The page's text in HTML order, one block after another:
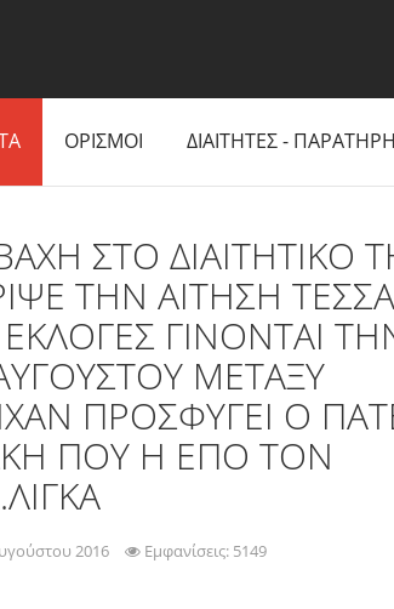
ΟΡΙΣΜΟΙ ΔΙΑΙΤΗΤΕΣ -
ΣΤΟ ΔΙΑΙΤΗΤΙΚΟ
ΤΗΝ ΑΙΤΗΣΗ
ΓΙΝΟΝΤΑΙ
ΜΕΤΑΞΥ
ΠΡΟΣΦΥΓΕΙ Ο
ΠΟΥ Η ΕΠΟ ΤΟΝ
2016 Εμφανίσεις: 5149